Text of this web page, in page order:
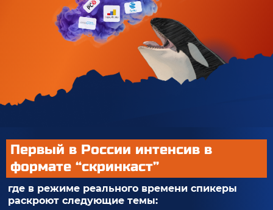
Первый в России интенсив в
формате “скринкаст”
где в режиме реального времени спикеры
раскроют следующие темы: